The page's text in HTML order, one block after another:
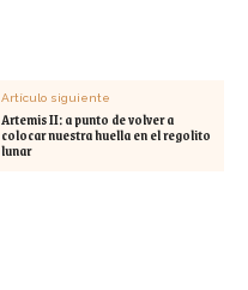
Artículo siguiente
Artemis II: a punto de volver a
colocar nuestra huella en el regolito
lunar